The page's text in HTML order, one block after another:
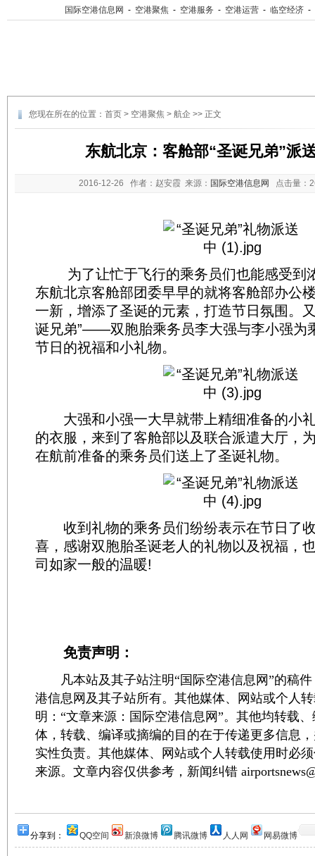
国际空港信息网 - 空港聚焦 - 空港服务 - 空港运营 - 临空经济 -
您现在所在的位置： 首页 > 空港聚焦 > 航企 >> 正文
东航北京：客舱部“圣诞兄弟”派
2016-12-26 作者：赵安霞 来源： 国际空港信息网 点击量：
为了让忙于飞行的乘务员们也能感受到
东航北京客舱部团委早早的就将客舱部办公
一新，增添了圣诞的元素，打造节日氛围。
诞兄弟”——双胞胎乘务员李大强与李小强为
节日的祝福和小礼物。
大强和小强一大早就带上精细准备的小
的衣服，来到了客舱部以及联合派遣大厅，
在航前准备的乘务员们送上了圣诞礼物。
收到礼物的乘务员们纷纷表示在节日了
喜，感谢双胞胎圣诞老人的礼物以及祝福，
司如家一般的温暖!
免责声明：
凡本站及其子站注明“国际空港信息网”的稿件
港信息网及其子站所有。其他媒体、网站或个人
明：“文章来源：国际空港信息网”。其他均转载
体，转载、编译或摘编的目的在于传递更多信息
实性负责。其他媒体、网站或个人转载使用时必
来源。文章内容仅供参考，新闻纠错
分享到： QQ空间 新浪微博 腾讯微博 人人网 网易微博